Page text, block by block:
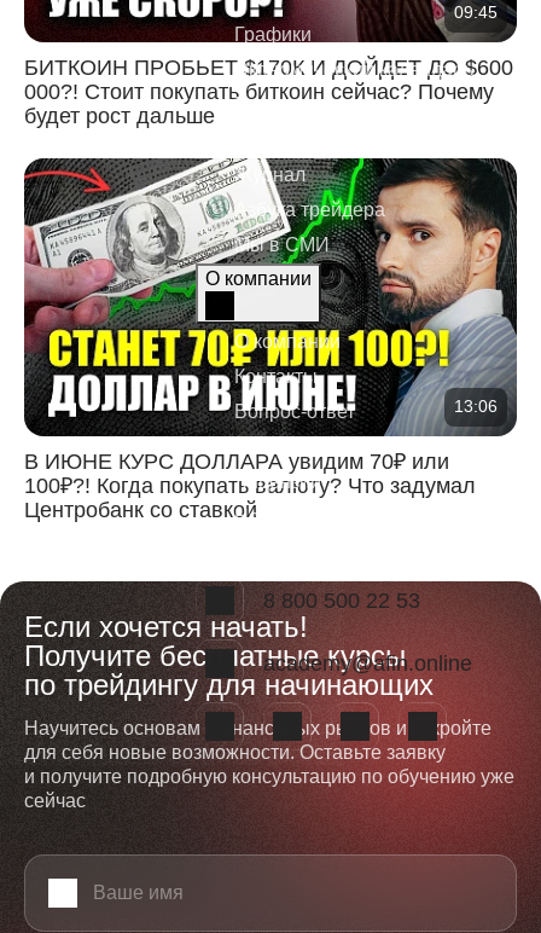
Графики
Экономический календарь
Топ-новости
Журнал
Азбука трейдера
Мы в СМИ
О компании
О компании
Контакты
Вопрос-ответ
Лицензии
Наша команда
8 800 500 22 53
academy@afin.online
09:45
БИТКОИН ПРОБЬЕТ $170К И ДОЙДЕТ ДО $600
000?! Стоит покупать биткоин сейчас? Почему
будет рост дальше
13:06
В ИЮНЕ КУРС ДОЛЛАРА увидим 70₽ или
100₽?! Когда покупать валюту? Что задумал
Центробанк со ставкой
Если хочется начать!
Получите бесплатные курсы
по трейдингу для начинающих
Научитесь основам финансовых рынков и откройте
для себя новые возможности. Оставьте заявку
и получите подробную консультацию по обучению уже
сейчас
Ваше имя